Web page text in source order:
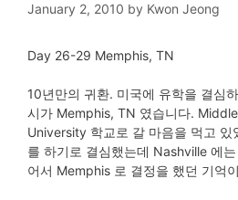
January 2, 2010 by Kwon Jeong
Day 26-29 Memphis, TN
10년만의 귀환. 미국에 유학을 결심
시가 Memphis, TN 였습니다.
University 학교로 갈 마음을 먹고 있
를 하기로 결심했는데 Nashville 에
어서 Memphis 로 결정을 했던 기억